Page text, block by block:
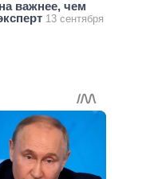
важнее, чем
13 сентября